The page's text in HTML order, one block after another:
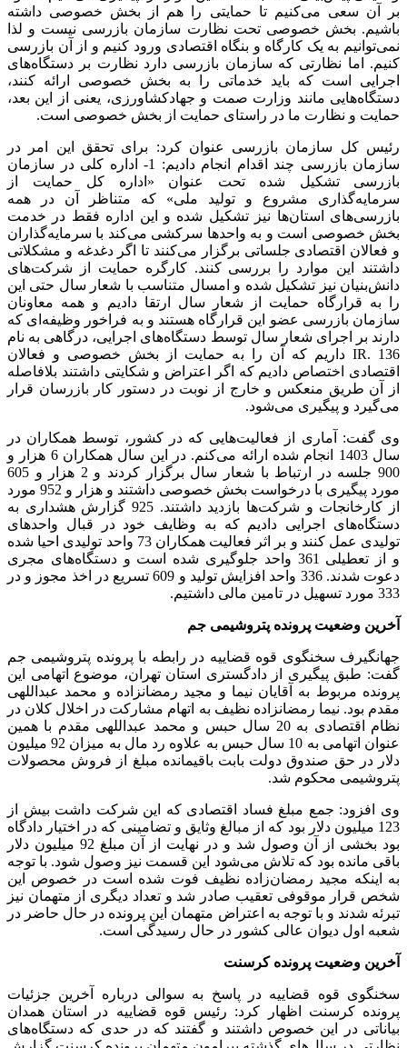
بر آن سعی می‌کنیم تا حمایتی را هم از بخش خصوصی داشته
باشیم. بخش خصوصی تحت نظارت سازمان بازرسی نیست و لذا
نمی‌توانیم به یک کارگاه و بنگاه اقتصادی ورود کنیم و از آن بازرسی
کنیم. اما نظارتی که سازمان بازرسی دارد نظارت بر دستگاه‌های
اجرایی است که باید خدماتی را به بخش خصوصی ارائه کنند،
دستگاه‌هایی مانند وزارت صمت و جهادکشاورزی، یعنی از این بعد،
حمایت و نظارت ما در راستای حمایت از بخش خصوصی است.
رئیس کل سازمان بازرسی عنوان کرد: برای تحقق این امر در
سازمان بازرسی چند اقدام انجام دادیم: 1- اداره کلی در سازمان
بازرسی تشکیل شده تحت عنوان «اداره کل حمایت از
سرمایه‌گذاری مشروع و تولید ملی» که متناظر آن در همه
بازرسی‌های استان‌ها نیز تشکیل شده و این اداره فقط در خدمت
بخش خصوصی است و به واحد‌ها سرکشی می‌کند با سرمایه‌گذاران
و فعالان اقتصادی جلساتی برگزار می‌کنند تا اگر دغدغه و مشکلاتی
داشتند این موارد را بررسی کنند. کارگره حمایت از شرکت‌های
دانش‌بنیان نیز تشکیل شده و امسال متناسب با شعار سال حتی این
را به قرارگاه حمایت از شعار سال ارتقا دادیم و همه معاونان
سازمان بازرسی عضو این قرارگاه هستند و به فراخور وظیفه‌ای که
دارند بر اجرای شعار سال توسط دستگاه‌های اجرایی، درگاهی به نام
IR. 136 داریم که آن را به حمایت از بخش خصوصی و فعالان
اقتصادی اختصاص دادیم که اگر اعتراض و شکایتی داشتند بلافاصله
از آن طریق منعکس و خارج از نوبت در دستور کار بازرسان قرار
می‌گیرد و پیگیری می‌شود.
وی گفت: آماری از فعالیت‌هایی که در کشور، توسط همکاران در
سال 1403 انجام شده ارائه می‌کنم. در این سال همکاران 6 هزار و
900 جلسه در ارتباط با شعار سال برگزار کردند و 2 هزار و 605
مورد پیگیری با درخواست بخش خصوصی داشتند و هزار و 952 مورد
از کارخانجات و شرکت‌ها بازدید داشتند. 925 گزارش هشداری به
دستگاه‌های اجرایی دادیم که به وظایف خود در قبال واحد‌های
تولیدی عمل کنند و بر اثر فعالیت همکاران 73 واحد تولید‌ی احیا شده
و از تعطیلی 361 واحد جلوگیری شده است و دستگاه‌های مجری
دعوت شدند. 336 واحد افزایش تولید و 609 تسریع در اخذ مجوز و در
333 مورد تسهیل در تامین مالی داشتیم.
آخرین وضعیت پرونده پتروشیمی جم
جهانگیرف سخنگوی قوه قضاییه در رابطه با پرونده پتروشیمی جم
گفت: طبق پیگیری از دادگستری استان تهران، موضوع اتهامی این
پرونده مربوط به آقایان نیما و مجید رمضانزاده و محمد عبداللهی
مقدم بود. نیما رمضانزاده نظیف به اتهام مشارکت در اخلال کلان در
نظام اقتصادی به 20 سال حبس و محمد عبداللهی مقدم با همین
عنوان اتهامی به 10 سال حبس به علاوه رد مال به میزان 92 میلیون
دلار در حق صندوق دولت بابت باقیمانده مبلغ از فروش محصولات
پتروشیمی محکوم شد.
وی افزود: جمع مبلغ فساد اقتصادی که این شرکت داشت بیش از
123 میلیون دلار بود که از مبالغ وثایق و تضامینی که در اختیار دادگاه
بود بخشی از آن وصول شد و در نهایت از آن مبلغ 92 میلیون دلار
باقی مانده بود که تلاش می‌شود این قسمت نیز وصول شود. با توجه
به اینکه مجید رمضان‌زاده نظیف فوت شده است در خصوص این
شخص قرار موقوفی تعقیب صادر شد و تعداد دیگری از متهمان نیز
تبرئه شدند و با توجه به اعتراض متهمان این پرونده در حال حاضر در
شعبه اول دیوان عالی کشور در حال رسیدگی است.
آخرین وضعیت پرونده کرسنت
سخنگوی قوه قضاییه در پاسخ به سوالی درباره آخرین جزئیات
پرونده کرسنت اظهار کرد: رئیس قوه قضاییه در استان همدان
بیاناتی در این خصوص داشتند و گفتند که در حدی که دستگاه‌های